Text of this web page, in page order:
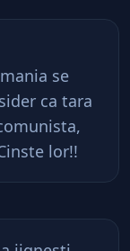
se
ca tara
lor!!